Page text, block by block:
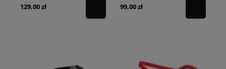
129,00 zł 99,00 zł